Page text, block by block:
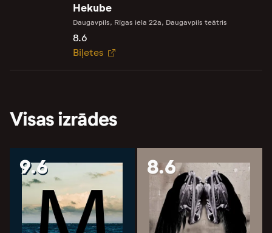
Hekube
Daugavpils, Rīgas iela 22a, Daugavpils teātris
8.6
Biļetes
Visas izrādes
9.6 8.6